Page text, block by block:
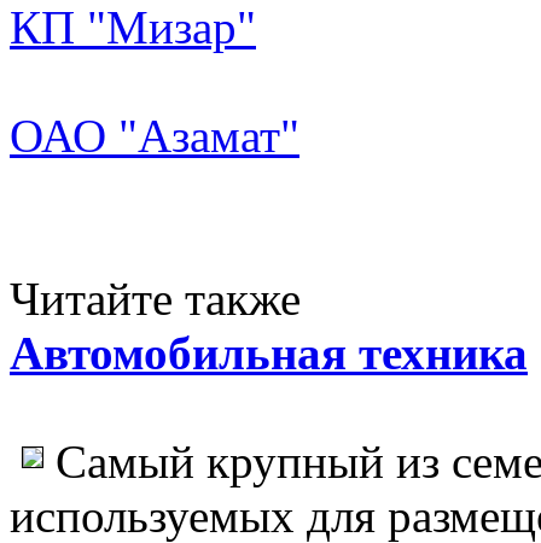
КП "Мизар"
ОАО "Азамат"
Читайте также
Автомобильная техника
Самый крупный из
используемых для